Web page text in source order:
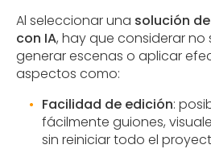
Al seleccionar una solución
con IA, hay que considerar
generar escenas o aplicar
aspectos como:
Facilidad de edición:
fácilmente guiones,
sin reiniciar todo el